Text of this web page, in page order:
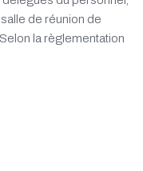
de réunion de
la règlementation